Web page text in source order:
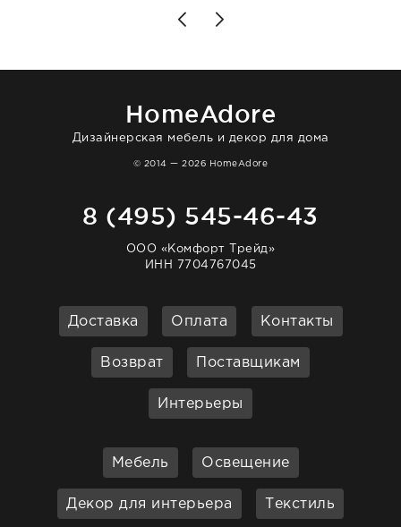
то качество выше всяких похвал. Выглядит
HomeAdore
Дизайнерская мебель и декор для дома
© 2014 — 2026 HomeAdore
8 (495) 545-46-43
ООО «Комфорт Трейд»
ИНН 7704767045
Доставка Оплата Контакты
Возврат Поставщикам
Интерьеры
Мебель Освещение
Декор для интерьера Текстиль